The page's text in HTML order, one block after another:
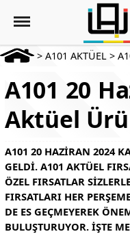
> A101 AKTÜEL >
A101 20
Aktüel
A101 20 HAZIRAN 2024
GELDI. A101 AKTÜEL
ÖZEL FIRSATLAR
FIRSATLARI HER
DE ES GEÇMEYEREK
BULUŞTURUYOR. İŞTE